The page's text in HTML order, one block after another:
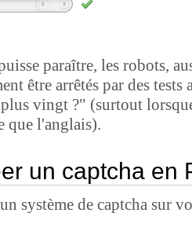
paraître, les robots,
être arrêtés par des tests
vingt ?" (surtout
que l'anglais).
un captcha en
système de captcha sur